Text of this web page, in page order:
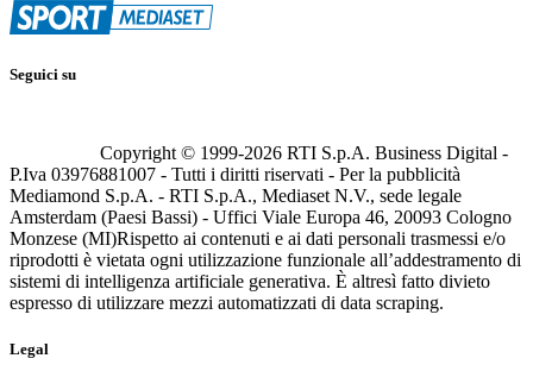
Seguici su
Copyright © 1999-2026 RTI S.p.A. Business Digital -
P.Iva 03976881007 - Tutti i diritti riservati - Per la pubblicità
Mediamond S.p.A. - RTI S.p.A., Mediaset N.V., sede legale
Amsterdam (Paesi Bassi) - Uffici Viale Europa 46, 20093 Cologno
Monzese (MI)Rispetto ai contenuti e ai dati personali trasmessi e/o
riprodotti è vietata ogni utilizzazione funzionale all’addestramento di
sistemi di intelligenza artificiale generativa. È altresì fatto divieto
espresso di utilizzare mezzi automatizzati di data scraping.
Legal